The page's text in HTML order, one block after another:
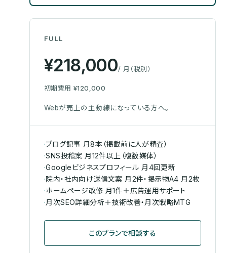
FULL
¥218,000/ 月（税別）
初期費用 ¥120,000
Webが売上の主動線になっている方へ。
·ブログ記事 月8本（掲載前に人が精査）
·SNS投稿案 月12件以上（複数媒体）
·Googleビジネスプロフィール 月4回更新
·院内・社内向け送信文案 月2件・掲示物A4 月2枚
·ホームページ改修 月1件＋広告運用サポート
·月次SEO詳細分析＋技術改善・月次戦略MTG
このプランで相談する